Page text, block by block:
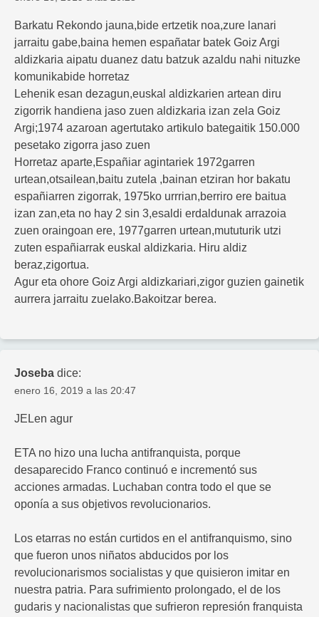
Barkatu Rekondo jauna,bide ertzetik noa,zure lanari
jarraitu gabe,baina hemen españatar batek Goiz Argi
aldizkaria aipatu duanez datu batzuk azaldu nahi nituzke
komunikabide horretaz
Lehenik esan dezagun,euskal aldizkarien artean diru
zigorrik handiena jaso zuen aldizkaria izan zela Goiz
Argi;1974 azaroan agertutako artikulo bategaitik 150.000
pesetako zigorra jaso zuen
Horretaz aparte,Españiar agintariek 1972garren
urtean,otsailean,baitu zutela ,bainan etziran hor bakatu
españiarren zigorrak, 1975ko urrrian,berriro ere baitua
izan zan,eta no hay 2 sin 3,esaldi erdaldunak arrazoia
zuen oraingoan ere, 1977garren urtean,mututurik utzi
zuten españiarrak euskal aldizkaria. Hiru aldiz
beraz,zigortua.
Agur eta ohore Goiz Argi aldizkariari,zigor guzien gainetik
aurrera jarraitu zuelako.Bakoitzar berea.
Joseba dice:
enero 16, 2019 a las 20:47
JELen agur
ETA no hizo una lucha antifranquista, porque
desaparecido Franco continuó e incrementó sus
acciones armadas. Luchaban contra todo el que se
oponía a sus objetivos revolucionarios.
Los etarras no están curtidos en el antifranquismo, sino
que fueron unos niñatos abducidos por los
revolucionarismos socialistas y que quisieron imitar en
nuestra patria. Para sufrimiento prolongado, el de los
gudaris y nacionalistas que sufrieron represión franquista